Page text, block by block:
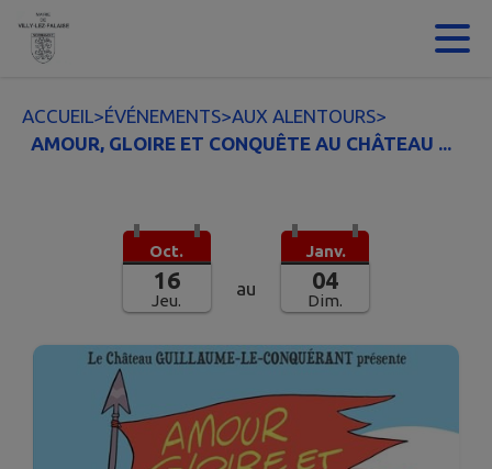
Contenu
ACCUEIL>ÉVÉNEMENTS>AUX ALENTOURS>
AMOUR, GLOIRE ET CONQUÊTE AU CHÂTEAU ...
Oct.
16
Jeu.
au
Janv.
04
Dim.